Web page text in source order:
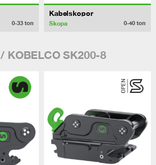
0-33 ton
Kabelskopor
Skopa 0-40 ton
/ KOBELCO SK200-8